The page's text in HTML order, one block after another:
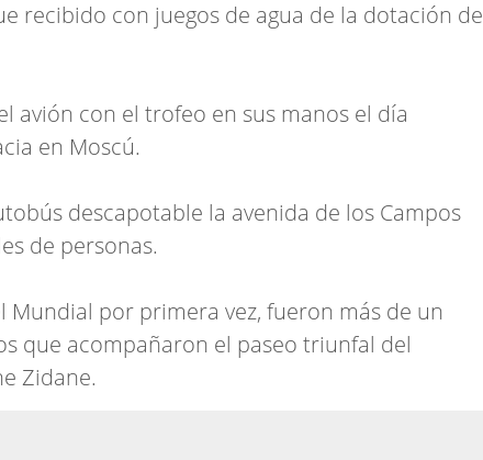
recibido con juegos de agua de la dotación de
avión con el trofeo en sus manos el día
en Moscú.
descapotable la avenida de los Campos
de personas.
Mundial por primera vez, fueron más de un
que acompañaron el paseo triunfal del
Zidane.